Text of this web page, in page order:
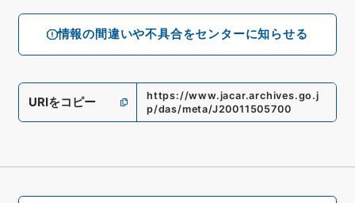
情報の間違いや不具合をセンターに知らせる
URIをコピー
https://www.jacar.archives.go.j
p/das/meta/J20011505700